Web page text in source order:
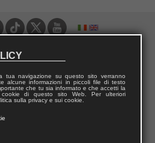
tua navigazione su questo sito verranno
alcune informazioni in piccoli file di testo
che tu sia informato e che accetti la
di questo sito Web. Per ulteriori
sulla privacy e sui cookie.